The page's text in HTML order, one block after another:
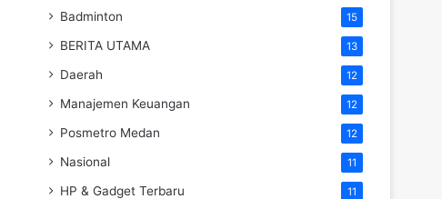
Badminton 15
BERITA UTAMA 13
Daerah 12
Manajemen Keuangan 12
Posmetro Medan 12
Nasional 11
HP & Gadget Terbaru 11